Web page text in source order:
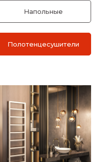
Напольные
Полотенцесушители